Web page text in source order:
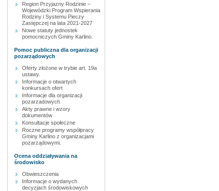
Region Przyjazny Rodzinie –
Wojewódzki Program Wspierania
Rodziny i Systemu Pieczy
Zastępczej na lata 2021-2027
Nowe statuty jednostek
pomocniczych Gminy Karlino.
Pomoc publiczna dla organizacji
pozarządowych
Oferty złożone w trybie art. 19a
ustawy.
Informacje o otwartych
konkursach ofert
Informacje dla organizacji
pozarzadowych
Akty prawne i wzory
dokumentów
Konsultacje społeczne
Roczne programy współpracy
Gminy Karlino z organizacjami
pozarządowymi.
Ocena oddziaływania na
środowisko
Obwieszczenia
Informacje o wydanych
decyzjach środowiskowych